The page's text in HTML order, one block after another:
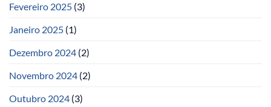
Fevereiro 2025 (3)
Janeiro 2025 (1)
Dezembro 2024 (2)
Novembro 2024 (2)
Outubro 2024 (3)